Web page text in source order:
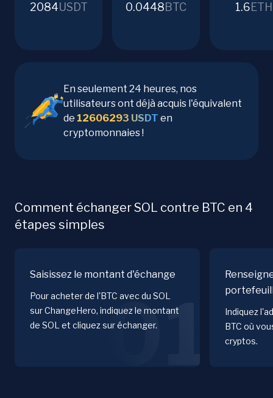
2084USDT 0.0448BTC 1.6ETH
En seulement 24 heures, nos
utilisateurs ont déjà acquis l'équivalent
de 12606293 USDT en
cryptomonnaies !
Comment échanger SOL contre BTC en 4
étapes simples
Saisissez le montant d'échange
Pour acheter de l'BTC avec du SOL
sur ChangeHero, indiquez le montant
de SOL et cliquez sur échanger.
01
Indiquez
BTC où
cryptos.